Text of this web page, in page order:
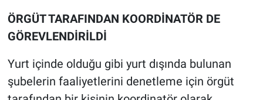
ÖRGÜT TARAFINDAN KOORDİNATÖR DE
GÖREVLENDİRİLDİ
Yurt içinde olduğu gibi yurt dışında bulunan
şubelerin faaliyetlerini denetleme için örgüt